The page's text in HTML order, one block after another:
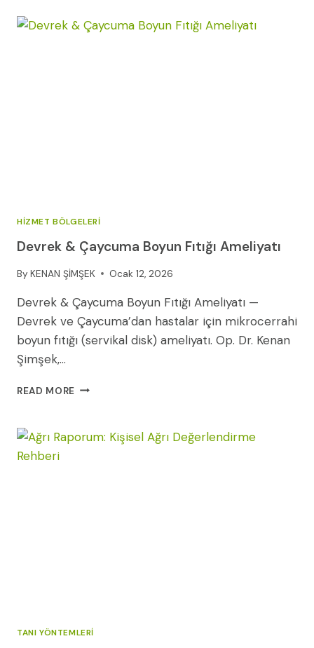
BACAK
AĞRISI
HIZMET BÖLGELERI
Devrek & Çaycuma Boyun Fıtığı Ameliyatı
By KENAN ŞİMŞEK Ocak 12, 2026
Devrek & Çaycuma Boyun Fıtığı Ameliyatı —
Devrek ve Çaycuma’dan hastalar için mikrocerrahi
boyun fıtığı (servikal disk) ameliyatı. Op. Dr. Kenan
Şimşek,…
READ MORE DEVREK
TANI YÖNTEMLERI